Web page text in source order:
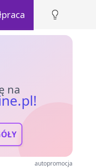
na
autopromocja